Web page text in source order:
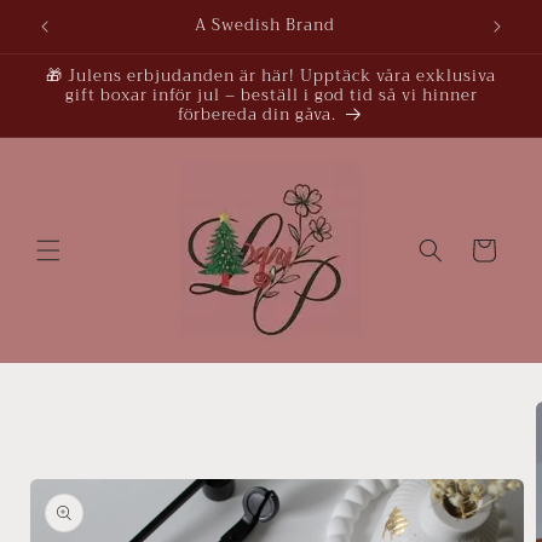
vidare
till
A Swedish Brand
🎁 Julens erbjudanden är här! Upptäck våra exklusiva
gift boxar inför jul – beställ i god tid så vi hinner
förbereda din gåva.
Varukorg